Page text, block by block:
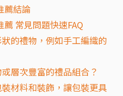
薦結論
常見問題快速FAQ
的禮物，例如手工編織的
層次豐富的禮品組合？
材料和裝飾，讓包裝更具